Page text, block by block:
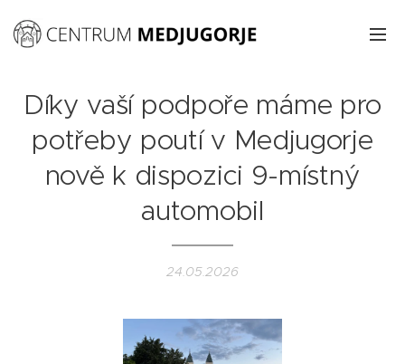
Díky vaší podpoře máme pro
potřeby poutí v Medjugorje
nově k dispozici 9-místný
automobil
24.05.2026